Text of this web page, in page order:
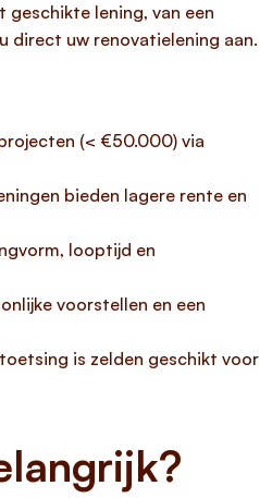
lening, van een
uw renovatielening aan.
(< €50.000) via
bieden lagere rente en
looptijd en
voorstellen en een
is zelden geschikt voor